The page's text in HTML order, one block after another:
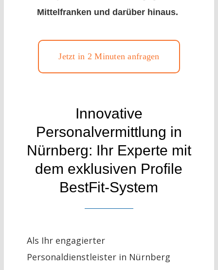
Mittelfranken und darüber hinaus.
Jetzt in 2 Minuten anfragen
Innovative
Personalvermittlung in
Nürnberg: Ihr Experte mit
dem exklusiven Profile
BestFit-System
Als Ihr engagierter
Personaldienstleister in Nürnberg